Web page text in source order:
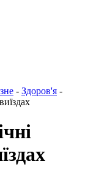
- Здоров'я -